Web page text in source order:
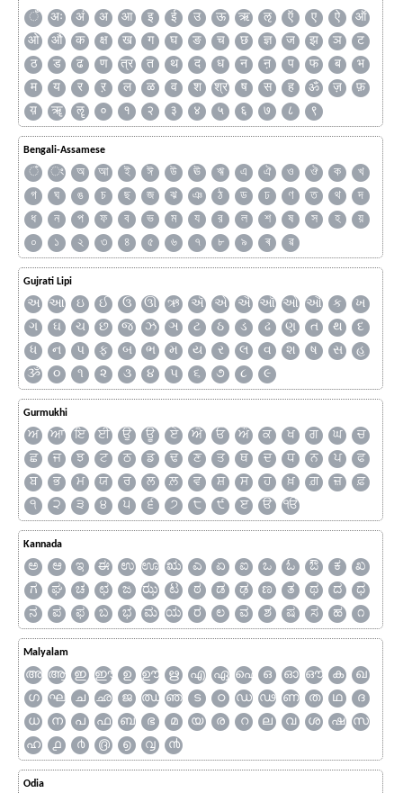
ँ अः अं अ आ इ ई उ ऊ ऋ ऌ ऍ ए ऐ
ऑ
ओ
औ क क्ष ख ग घ ङ च छ ज्ञ ज झ ञ
ट
ठ
ड ढ ण त्र त थ द ध न ऩ प फ ब
भ
म
य र ऱ ल ळ व श श्र ष स ह ॐ ज़
फ़
य़
ॠ ॡ ० १ २ ३ ४ ५ ६ ७ ८ ९
Bengali-Assamese
ঁ ং অ আ ই ঈ উ ঊ ঋ এ ঐ ও ঔ ক
খ
গ
ঘ ঙ চ ছ জ ঝ ঞ ঠ ড ঢ ণ ত থ
দ
ধ
ন প ফ ব ভ ম য র ল শ ষ স হ
য়
০
১ ২ ৩ ৪ ৫ ৬ ৭ ৮ ৯ ৰ ৱ
Gujrati Lipi
અ આ ઇ ઈ ઉ ઊ ઋ ઍ એ ઐ ઑ ઓ ઔ ક
ખ
ગ
ઘ ચ છ જ ઝ ઞ ટ ઠ ડ ઢ ણ ત થ
દ
ધ
ન પ ફ બ ભ મ ય ર લ વ શ ષ સ
હ
ૐ
૦ ૧ ૨ ૩ ૪ ૫ ૬ ૭ ૮ ૯
Gurmukhi
ਅ ਆ ਇ ਈ ਉ ਊ ਏ ਐ ਓ ਔ ਕ ਖ ਗ ਘ
ਚ
ਛ
ਜ ਝ ਟ ਠ ਡ ਢ ਣ ਤ ਥ ਦ ਧ ਨ ਪ
ਫ
ਬ
ਭ ਮ ਯ ਰ ਲ ਲ਼ ਵ ਸ਼ ਸ ਹ ਖ਼ ਗ਼ ਜ਼
ਫ਼
੧
੨ ੩ ੪ ੫ ੬ ੭ ੮ ੯ ੲ ੳ ੴ
Kannada
ಅ ಆ ಇ ಈ ಉ ಊ ಋ ಎ ಏ ಐ ಒ ಓ ಔ ಕ
ಖ
ಗ
ಘ ಚ ಛ ಜ ಝ ಟ ಠ ಡ ಢ ಣ ತ ಥ ದ
ಧ
ನ
ಪ ಫ ಬ ಭ ಮ ಯ ರ ಲ ವ ಶ ಷ ಸ ಹ ೧
Malyalam
അ ആ ഇ ഈ ഉ ഊ ഋ എ ഏ ഐ ഒ ഓ ഔ ക
ഖ
ഗ
ഘ ച ഛ ജ ഝ ഞ ട ഠ ഡ ഢ ണ ത ഥ
ദ
ധ
ന പ ഫ ബ ഭ മ യ ര റ ല വ ശ ഷ
സ
ഹ
൧ ൪ ൫ ൭ ൮ ൯
Odia